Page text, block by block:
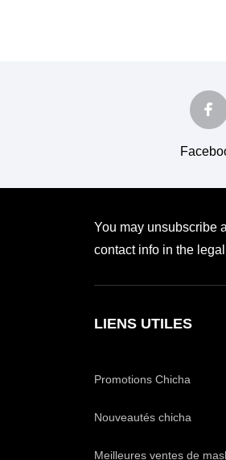
You may unsubscribe
contact info in the
LIENS UTILES
Promotions Chicha
Nouveautés chicha
Meilleures ventes de